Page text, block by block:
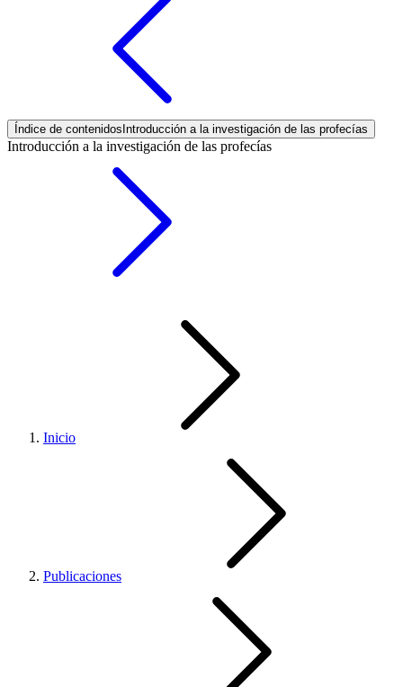
Índice de contenidos Introducción a la investigación de las profecías
Introducción a la investigación de las profecías
Inicio
Publicaciones